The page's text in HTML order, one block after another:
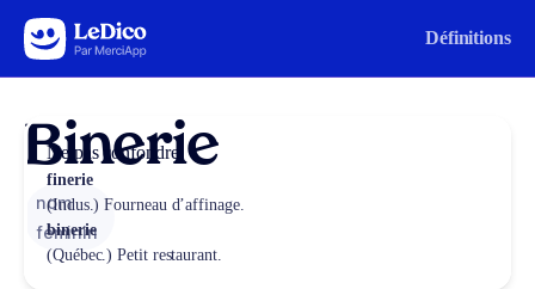
Aller au contenu Définitions
Binerie
nom
féminin
Ne pas confondre
finerie
(Indus.) Fourneau d’affinage.
binerie
(Québec.) Petit restaurant.